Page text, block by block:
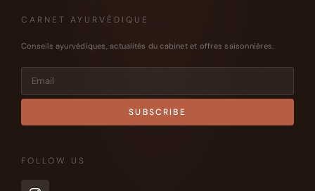
CARNET AYURVÉDIQUE
Conseils ayurvédiques, actualités du cabinet et offres saisonnières.
FOLLOW US